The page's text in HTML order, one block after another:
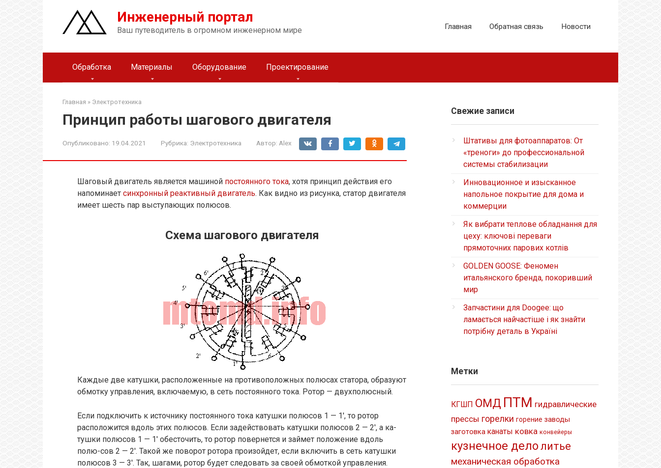
Перейти
к
контенту
Инженерный портал
Ваш путеводитель в огромном инженерном мире Главная Обратная связь Новости
Обработка Материалы Оборудование Проектирование
Главная » Электротехника
Принцип работы шагового двигателя
Опубликовано: 19.04.2021 Рубрика: Электротехника Автор: Alex
Шаговый двигатель является машиной постоянного тока, хотя принцип действия его
напоминает синхронный реактивный двигатель. Как видно из рисунка, статор двигателя
имеет шесть пар выступающих полюсов.
Схема шагового двигателя
Каждые две катушки, расположенные на противоположных полюсах статора, образуют
обмотку управления, включаемую, в сеть постоянного тока. Ротор — двухполюсный.
Если подключить к источнику постоянного тока катушки полюсов 1 — 1′, то ротор
расположится вдоль этих полюсов. Если задействовать катушки полюсов 2 — 2′, а ка-
тушки полюсов 1 — 1′ обесточить, то ротор повернется и займет положение вдоль
полю-сов 2 — 2′. Такой же поворот ротора произойдет, если включить в сеть катушки
полюсов 3 — 3′. Так, шагами, ротор будет следовать за своей обмоткой управления.
Свежие записи
Штативы для фотоаппаратов: От
«треноги» до профессиональной
системы стабилизации
Инновационное и изысканное
напольное покрытие для дома и
коммерции
Як вибрати теплове обладнання для
цеху: ключові переваги
прямоточних парових котлів
GOLDEN GOOSE: Феномен
итальянского бренда, покоривший
мир
Запчастини для Doogee: що
ламається найчастіше і як знайти
потрібну деталь в Україні
Метки
КГШП ОМД ПТМ гидравлические
прессы горелки горение заводы
заготовка канаты ковка конвейеры
кузнечное делолитье
механическая обработка